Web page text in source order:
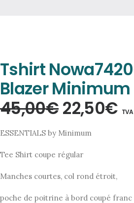
Tshirt
Blazer Minimum
45,00€Le
prix
initial
était :
45,00€.
22,50€Le
ESSENTIALS by Minimum
Tee Shirt coupe régular
Manches courtes, col rond étroit,
poche de poitrine à bord coupé franc